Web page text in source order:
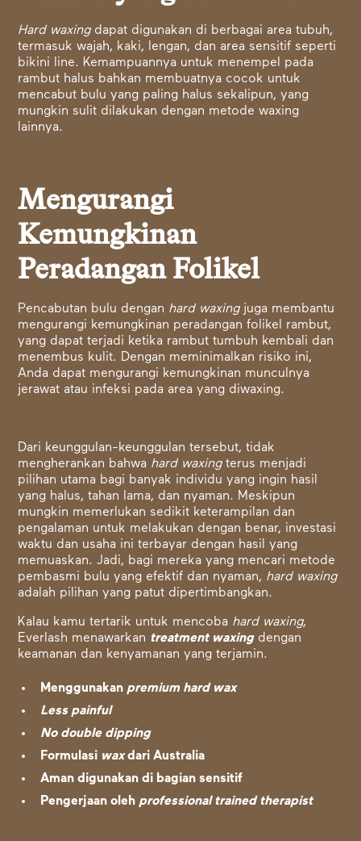
Hard waxingdapat digunakan di berbagai area tubuh,
termasuk wajah, kaki, lengan, dan area sensitif seperti
bikini line. Kemampuannya untuk menempel pada
rambut halus bahkan membuatnya cocok untuk
mencabut bulu yang paling halus sekalipun, yang
mungkin sulit dilakukan dengan metode waxing
lainnya.
Mengurangi
Kemungkinan
Peradangan Folikel
Pencabutan bulu dengan hard waxingjuga membantu
mengurangi kemungkinan peradangan folikel rambut,
yang dapat terjadi ketika rambut tumbuh kembali dan
menembus kulit. Dengan meminimalkan risiko ini,
Anda dapat mengurangi kemungkinan munculnya
jerawat atau infeksi pada area yang diwaxing.
Dari keunggulan-keunggulan tersebut, tidak
mengherankan bahwa hard waxingterus menjadi
pilihan utama bagi banyak individu yang ingin hasil
yang halus, tahan lama, dan nyaman. Meskipun
mungkin memerlukan sedikit keterampilan dan
pengalaman untuk melakukan dengan benar, investasi
waktu dan usaha ini terbayar dengan hasil yang
memuaskan. Jadi, bagi mereka yang mencari metode
pembasmi bulu yang efektif dan nyaman, hard waxing
adalah pilihan yang patut dipertimbangkan.
Kalau kamu tertarik untuk mencoba hard waxing,
Everlash menawarkan treatment waxingdengan
keamanan dan kenyamanan yang terjamin.
Menggunakan premium hard wax
Less painful
No double dipping
Formulasi waxdari Australia
Aman digunakan di bagian sensitif
Pengerjaan oleh professional trained therapist